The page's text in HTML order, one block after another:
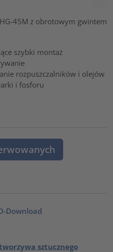
45M z obrotowym gwintem
szybki montaż
rozpuszczalników i olejów
i fosforu
Download
sztucznego